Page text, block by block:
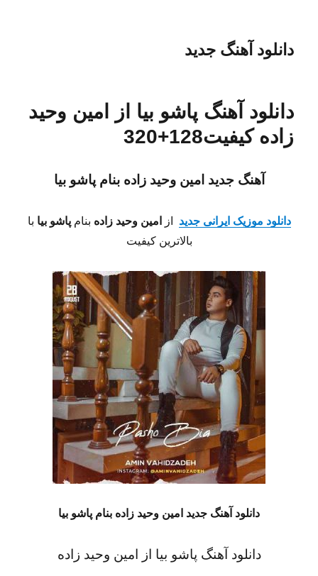
دانلود آهنگ جدید
دانلود آهنگ پاشو بیا از امین وحید
زاده کیفیت128+320
آهنگ جدید امین وحید زاده بنام پاشو بیا
دانلود موزیک ایرانی جدید از امین وحید زاده بنامپاشو بیا با
بالاترین کیفیت
دانلود آهنگ جدید امین وحید زاده بنام پاشو بیا
دانلود آهنگ پاشو بیا از امین وحید زاده